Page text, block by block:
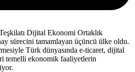
Dijital Ekonomi Ortaklık
sürecini tamamlayan üçüncü ülke oldu.
Türk dünyasında e-ticaret, dijital
temelli ekonomik faaliyetlerin